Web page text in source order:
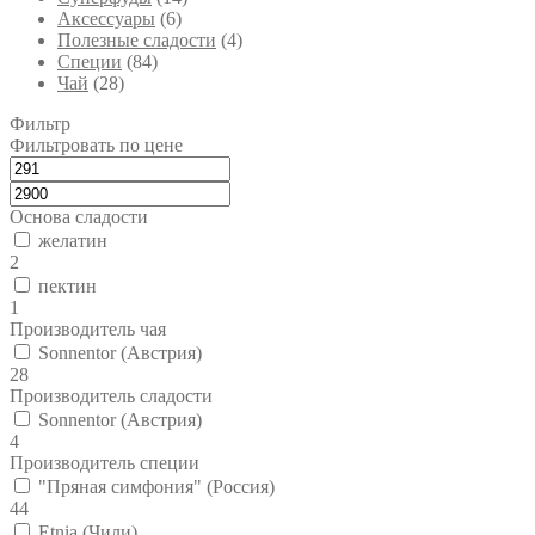
Аксессуары (6)
Полезные сладости (4)
Специи (84)
Чай (28)
Фильтр
Фильтровать по цене
Основа сладости
желатин
2
пектин
1
Производитель чая
Sonnentor (Австрия)
28
Производитель сладости
Sonnentor (Австрия)
4
Производитель специи
"Пряная симфония" (Россия)
44